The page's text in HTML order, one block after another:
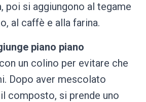
poi si aggiungono al tegame
al caffè e alla farina.
piano piano
con un colino per evitare che
Dopo aver mescolato
composto, si prende uno